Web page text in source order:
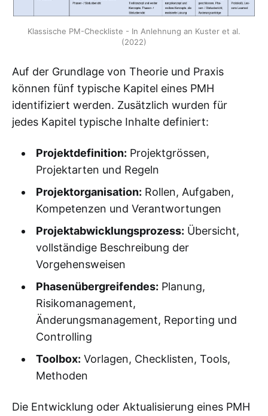
Klassische PM-Checkliste - In Anlehnung an Kuster et al.
(2022)
Auf der Grundlage von Theorie und Praxis
können fünf typische Kapitel eines PMH
identifiziert werden. Zusätzlich wurden für
jedes Kapitel typische Inhalte definiert:
Projektdefinition: Projektgrössen,
Projektarten und Regeln
Projektorganisation: Rollen, Aufgaben,
Kompetenzen und Verantwortungen
Projektabwicklungsprozess: Übersicht,
vollständige Beschreibung der
Vorgehensweisen
Phasenübergreifendes: Planung,
Risikomanagement,
Änderungsmanagement, Reporting und
Controlling
Toolbox: Vorlagen, Checklisten, Tools,
Methoden
Die Entwicklung oder Aktualisierung eines PMH